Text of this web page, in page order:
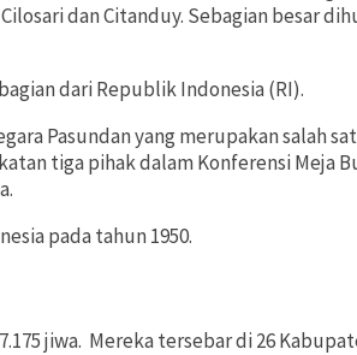
dan Citanduy. Sebagian besar
dari Republik Indonesia (RI).
Pasundan yang merupakan salah
tiga pihak dalam Konferensi Meja
pada tahun 1950.
jiwa. Mereka tersebar di 26